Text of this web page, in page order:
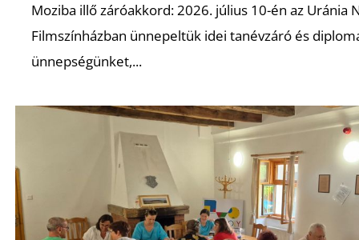
Moziba illő záróakkord: 2026. július 10-én az Uránia
Filmszínházban ünnepeltük idei tanévzáró és
ünnepségünket,...